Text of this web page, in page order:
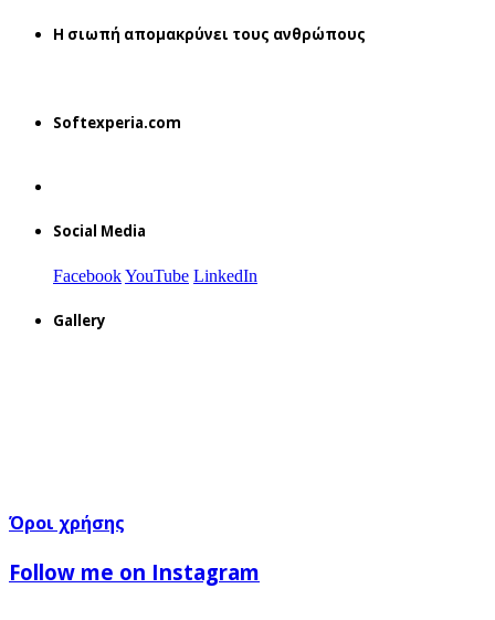
H σιωπή απομακρύνει τους ανθρώπους
Softexperia.com
Social Media
FacebookYouTube LinkedIn
Gallery
Όροι χρήσης
Follow me on Instagram